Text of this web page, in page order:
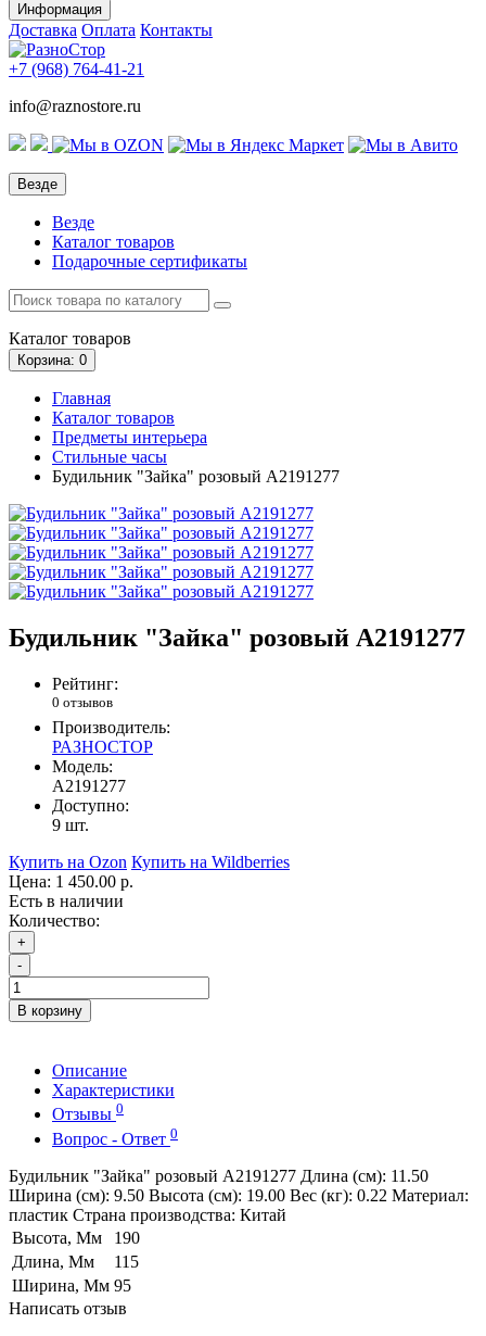
Информация
Доставка Оплата Контакты
+7 (968) 764-41-21
info@raznostore.ru
Везде
Везде
Каталог товаров
Подарочные сертификаты
Каталог товаров
Корзина: 0
Главная
Каталог товаров
Предметы интерьера
Стильные часы
Будильник "Зайка" розовый A2191277
Будильник "Зайка" розовый A2191277
Рейтинг:
0 отзывов
Производитель:
РАЗНОСТОР
Модель:
A2191277
Доступно:
9 шт.
Купить на Ozon Купить на Wildberries
Цена: 1 450.00 р.
Есть в наличии
Количество:
+
-
В корзину
Описание
Характеристики
Отзывы 0
Вопрос - Ответ 0
Будильник "Зайка" розовый A2191277 Длина (см): 11.50
Ширина (см): 9.50 Высота (см): 19.00 Вес (кг): 0.22 Материал:
пластик Страна производства: Китай
Высота, Мм
190
Длина, Мм
115
Ширина, Мм 95
Написать отзыв